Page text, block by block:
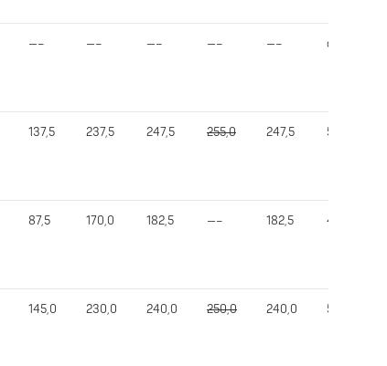
—– —– —– —– —– out
137,5 237,5 247,5 255,0 247,5 592,5
87,5 170,0 182,5 —– 182,5 420,0
145,0 230,0 240,0 250,0 240,0 595,0